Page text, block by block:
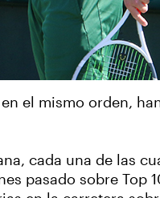
el mismo orden,
cada una de las
pasado sobre Top